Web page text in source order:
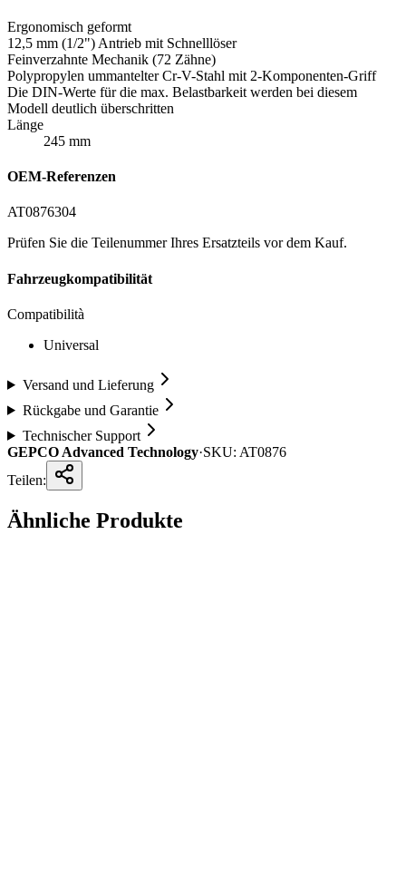
Ergonomisch geformt
12,5 mm (1/2") Antrieb mit Schnelllöser
Feinverzahnte Mechanik (72 Zähne)
Polypropylen ummantelter Cr-V-Stahl mit 2-Komponenten-Griff
Die DIN-Werte für die max. Belastbarkeit werden bei diesem
Modell deutlich überschritten
Länge
245 mm
OEM-Referenzen
AT0876304
Prüfen Sie die Teilenummer Ihres Ersatzteils vor dem Kauf.
Fahrzeugkompatibilität
Compatibilità
Universal
Versand und Lieferung
Rückgabe und Garantie
Technischer Support
GEPCO Advanced Technology·SKU: AT0876
Teilen:
Ähnliche Produkte